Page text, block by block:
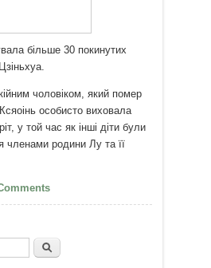
більше 30 покинутих
чоловіком, який помер
особисто виховала
у той час як інші діти були
членами родини Лу та її
китаянка врятувала
30 покинутих дітей
форма
Пошук